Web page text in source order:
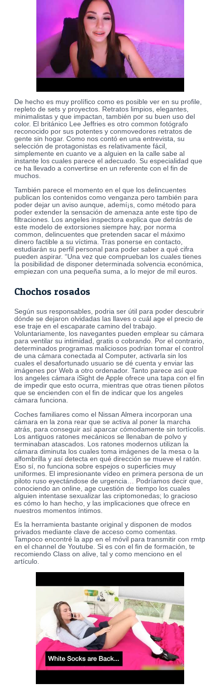
De hecho es muy prolífico como es posible ver en su profile,
repleto de sets y proyectos. Retratos limpios, elegantes,
minimalistas y que impactan, también por su buen uso del
color. El británico Lee Jeffries es otro common fotógrafo
reconocido por sus potentes y conmovedores retratos de
gente sin hogar. Como nos contó en una entrevista, su
selección de protagonistas es relativamente fácil,
simplemente en cuanto ve a alguien en la calle sabe al
instante los cuales parece el adecuado. Su especialidad que
ce ha llevado a convertirse en un referente con el fin de
muchos.
También parece el momento en el que los delincuentes
publican los contenidos como venganza pero también para
poder dejar un aviso aunque, ademí¡s, como método para
poder extender la sensación de amenaza ante este tipo de
filtraciones. Los angeles inspectora explica que detrás de
este modelo de extorsiones siempre hay, por norma
common, delincuentes que pretenden sacar el máximo
dinero factible a su víctima. Tras ponerse en contacto,
estudiarán su perfil personal para poder saber a qué cifra
pueden aspirar. “Una vez que comprueban los cuales tienes
la posibilidad de disponer determinada solvencia económica,
empiezan con una pequeña suma, a lo mejor de mil euros.
Chochos rosados
Según sus responsables, podria ser útil para poder descubrir
dónde se dejaron olvidadas las llaves o cuál age el precio de
ese traje en el escaparate camino del trabajo.
Voluntariamente, los navegantes pueden emplear su cámara
para ventilar su intimidad, gratis o cobrando. Por el contrario,
determinados programas maliciosos podrian tomar el control
de una cámara conectada al Computer, activarla sin los
cuales el desafortunado usuario se dé cuenta y enviar las
imágenes por Web a otro ordenador. Tanto parece así que
los angeles cámara iSight de Apple ofrece una tapa con el fin
de impedir que esto ocurra, mientras que otras tienen pilotos
que se encienden con el fin de indicar que los angeles
cámara funciona.
Coches familiares como el Nissan Almera incorporan una
cámara en la zona rear que se activa al poner la marcha
atrás, para conseguir así aparcar cómodamente sin tortícolis.
Los antiguos ratones mecánicos se llenaban de polvo y
terminaban atascados. Los ratones modernos utilizan la
cámara diminuta los cuales toma imágenes de la mesa o la
alfombrilla y así detecta en qué dirección se mueve el ratón.
Eso sí, no funciona sobre espejos o superficies muy
uniformes. El impresionante vídeo en primera persona de un
piloto ruso eyectándose de urgencia… Podríamos decir que,
conociendo an online, age cuestión de tiempo los cuales
alguien intentase sexualizar las criptomonedas; lo gracioso
es cómo lo han hecho, y las implicaciones que ofrece en
nuestros momentos íntimos.
Es la herramienta bastante original y disponen de modos
privados mediante clave de acceso como comentas.
Tampoco encontré la app en el móvil para transmitir con rmtp
en el channel de Youtube. Si es con el fin de formación, te
recomiendo Class on alive, tal y como menciono en el
artículo.